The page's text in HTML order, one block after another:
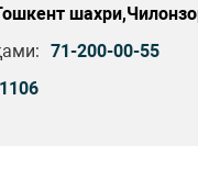
71-200-00-55
1106